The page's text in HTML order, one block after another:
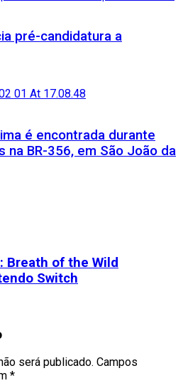
pré-candidatura a
é encontrada durante
BR-356, em São João da
Breath of the Wild
Switch
será publicado. Campos
*